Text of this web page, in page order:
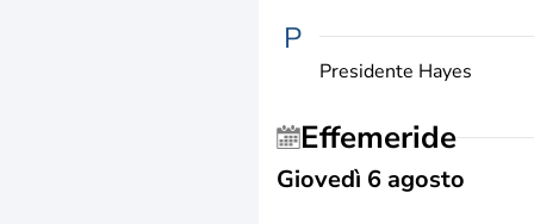
P
Presidente Hayes
Effemeride
Giovedì 6 agosto